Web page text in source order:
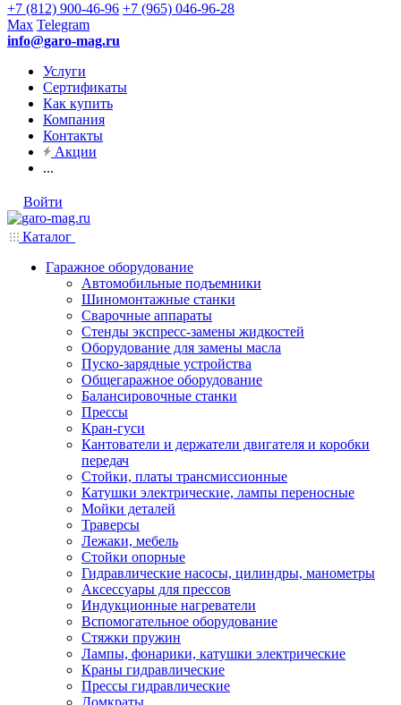
+7 (812) 900-46-96 +7 (965) 046-96-28
Max Telegram
info@garo-mag.ru
Услуги
Сертификаты
Как купить
Компания
Контакты
Акции
...
Войти
Каталог
Гаражное оборудование
Автомобильные подъемники
Шиномонтажные станки
Сварочные аппараты
Стенды экспресс-замены жидкостей
Оборудование для замены масла
Пуско-зарядные устройства
Общегаражное оборудование
Балансировочные станки
Прессы
Кран-гуси
Кантователи и держатели двигателя и коробки
передач
Стойки, платы трансмиссионные
Катушки электрические, лампы переносные
Мойки деталей
Траверсы
Лежаки, мебель
Стойки опорные
Гидравлические насосы, цилиндры, манометры
Аксессуары для прессов
Индукционные нагреватели
Вспомогательное оборудование
Стяжки пружин
Лампы, фонарики, катушки электрические
Краны гидравлические
Прессы гидравлические
Домкраты